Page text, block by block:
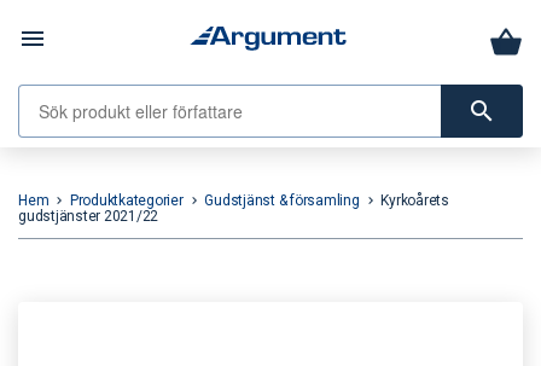
menu
search
Hem keyboard_arrow_right Produktkategorier keyboard_arrow_right Gudstjänst & församling keyboard_arrow_right
Kyrkoårets
gudstjänster 2021/22